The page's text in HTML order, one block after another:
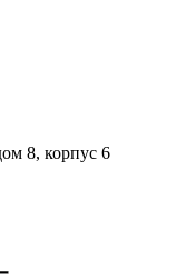
8, корпус 6